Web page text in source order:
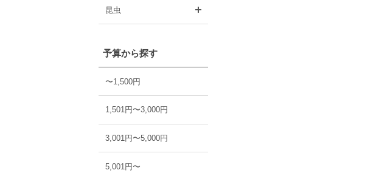
昆虫
予算から探す
〜1,500円
1,501円〜3,000円
3,001円〜5,000円
5,001円〜